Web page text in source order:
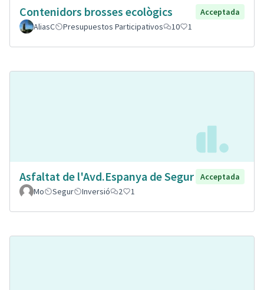
Contenidors brosses ecològics
Acceptada
AliasC
Presupuestos Participativos 10 1
Asfaltat de l'Avd.Espanya de Segur
Acceptada
Mo
Segur Inversió 2 1